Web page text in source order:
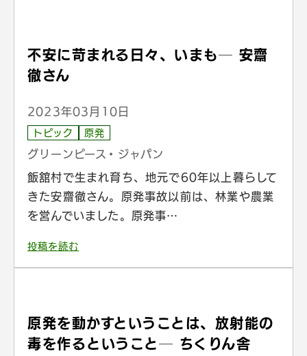
不安に苛まれる日々、いまも─ 安齋
徹さん
2023年03月10日
トピック 原発
グリーンピース・ジャパン
飯舘村で生まれ育ち、地元で60年以上暮らして
きた安齋徹さん。原発事故以前は、林業や農業
を営んでいました。原発事…
投稿を読む
原発を動かすということは、放射能の
毒を作るということ─ ちくりん舎